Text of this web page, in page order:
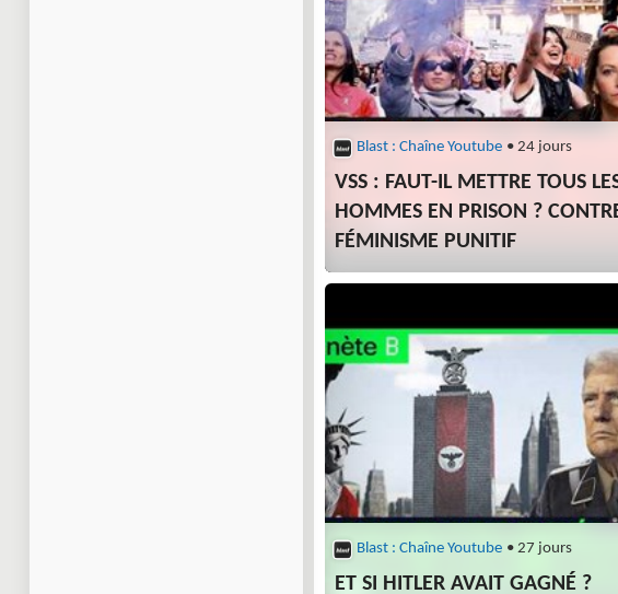
Blast : Chaîne Youtube • 24 jours
VSS : FAUT-IL METTRE TOUS
HOMMES EN PRISON ?
FÉMINISME PUNITIF
Blast : Chaîne Youtube • 27 jours
ET SI HITLER AVAIT GAGNÉ ?